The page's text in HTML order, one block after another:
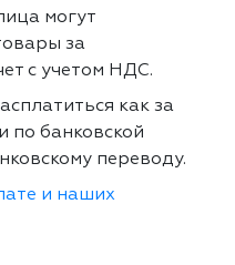
могут
за
с учетом НДС.
как за
по банковской
переводу.
и наших